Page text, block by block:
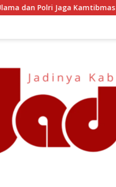
Khususnya Persoalan Sosial